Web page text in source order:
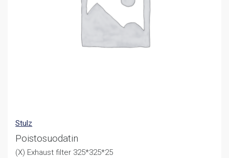
Stulz
Poistosuodatin
(X) Exhaust filter 325*325*25